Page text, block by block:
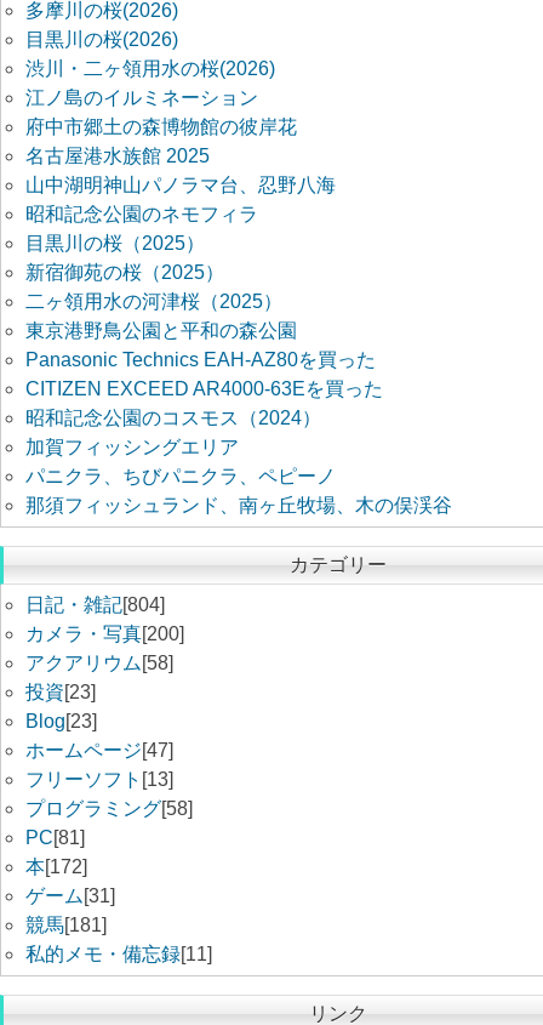
多摩川の桜(2026)
目黒川の桜(2026)
渋川・二ヶ領用水の桜(2026)
江ノ島のイルミネーション
府中市郷土の森博物館の彼岸花
名古屋港水族館 2025
山中湖明神山パノラマ台、忍野八海
昭和記念公園のネモフィラ
目黒川の桜（2025）
新宿御苑の桜（2025）
二ヶ領用水の河津桜（2025）
東京港野鳥公園と平和の森公園
Panasonic Technics EAH-AZ80を買った
CITIZEN EXCEED AR4000-63Eを買った
昭和記念公園のコスモス（2024）
加賀フィッシングエリア
パニクラ、ちびパニクラ、ペピーノ
那須フィッシュランド、南ヶ丘牧場、木の俣渓谷
カテゴリー
日記・雑記[804]
カメラ・写真[200]
アクアリウム [58]
投資[23]
Blog[23]
ホームページ[47]
フリーソフト [13]
プログラミング[58]
PC[81]
本[172]
ゲーム [31]
競馬[181]
私的メモ・備忘録[11]
リンク